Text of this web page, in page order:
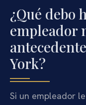
¿Qué debo
empleador
York?
Si un empleador